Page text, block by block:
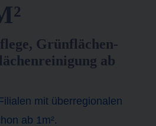
Grünflächen-
ab
mit überregionalen
ab 1m².